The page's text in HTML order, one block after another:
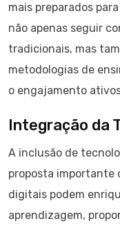
mais preparados
não apenas seguir
tradicionais, mas
metodologias de
o engajamento
Integração da
A inclusão de
proposta importante
digitais podem
aprendizagem,